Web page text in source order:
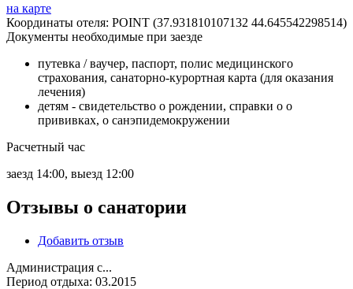
на карте
Координаты отеля: POINT (37.931810107132 44.645542298514)
Документы необходимые при заезде
путевка / ваучер, паспорт, полис медицинского
страхования, санаторно-курортная карта (для оказания
лечения)
детям - свидетельство о рождении, справки о о
прививках, о санэпидемокружении
Расчетный час
заезд 14:00, выезд 12:00
Отзывы о санатории
Добавить отзыв
Администрация с...
Период отдыха: 03.2015